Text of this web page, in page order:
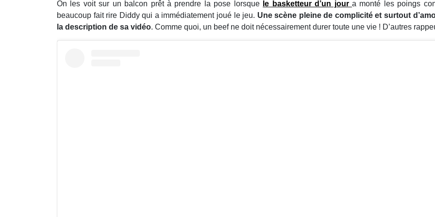
On les voit sur un balcon prêt à prendre la pose lorsque le basketteur d’un jour a monté les poings
beaucoup fait rire Diddy qui a immédiatement joué le jeu. Une scène pleine de complicité et surtout
la description de sa vidéo. Comme quoi, un beef ne doit nécessairement durer toute une vie ! D’autres